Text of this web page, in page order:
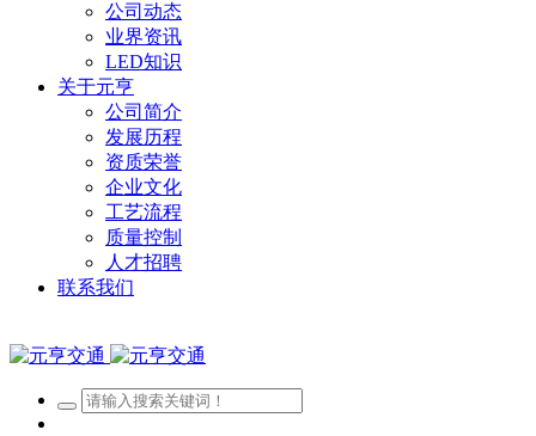
公司动态
业界资讯
LED知识
关于元亨
公司简介
发展历程
资质荣誉
企业文化
工艺流程
质量控制
人才招聘
联系我们